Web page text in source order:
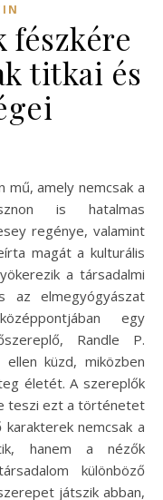
fészkére
titkai és
is hatalmas
regénye, valamint
magát a kulturális
a társadalmi
az elmegyógyászat
egy
Randle P.
küzd, miközben
életét. A szereplők
teszi ezt a történetet
nemcsak a
hanem a nézők
különböző
játszik abban,